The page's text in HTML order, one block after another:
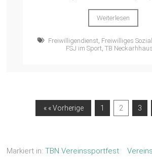
Weiterlesen
Freiwilligendienst, Freiwilliges
FSJ im Sport, TB
« « Vorherige 1 2 3
Markiert in:TBN Vereinssportfest